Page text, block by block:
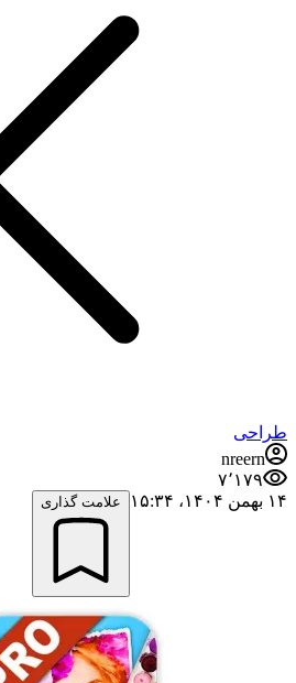
طراحی
nreern
۷٬۱۷۹
۱۴ بهمن ۱۴۰۴،‏ ۱۵:۳۴
علامت گذاری